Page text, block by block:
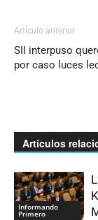
Artículo anterior
SII interpuso
por caso luces led
Artículos
Informando
Primero